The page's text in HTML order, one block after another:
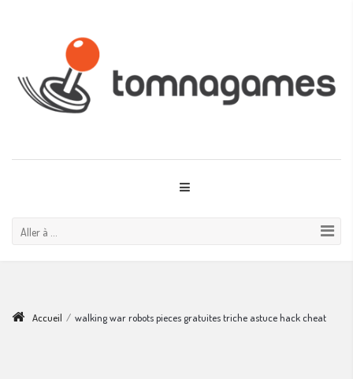
Aller à ...
Accueil / walking war robots pieces gratuites triche astuce hack cheat